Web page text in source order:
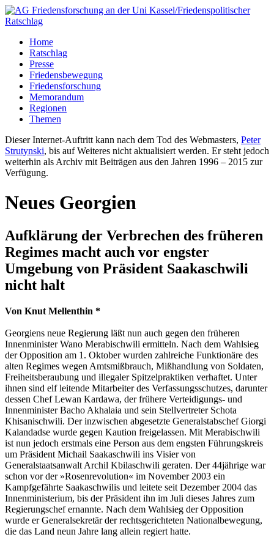
Home
Ratschlag
Presse
Friedensbewegung
Friedensforschung
Memorandum
Regionen
Themen
Dieser Internet-Auftritt kann nach dem Tod des Webmasters, Peter
Strutynski, bis auf Weiteres nicht aktualisiert werden. Er steht jedoch
weiterhin als Archiv mit Beiträgen aus den Jahren 1996 – 2015 zur
Verfügung.
Neues Georgien
Aufklärung der Verbrechen des früheren
Regimes macht auch vor engster
Umgebung von Präsident Saakaschwili
nicht halt
Von Knut Mellenthin *
Georgiens neue Regierung läßt nun auch gegen den früheren
Innenminister Wano Merabischwili ermitteln. Nach dem Wahlsieg
der Opposition am 1. Oktober wurden zahlreiche Funktionäre des
alten Regimes wegen Amtsmißbrauch, Mißhandlung von Soldaten,
Freiheitsberaubung und illegaler Spitzelpraktiken verhaftet. Unter
ihnen sind elf leitende Mitarbeiter des Verfassungsschutzes, darunter
dessen Chef Lewan Kardawa, der frühere Verteidigungs- und
Innenminister Bacho Akhalaia und sein Stellvertreter Schota
Khisanischwili. Der inzwischen abgesetzte Generalstabschef Giorgi
Kalandadse wurde gegen Kaution freigelassen. Mit Merabischwili
ist nun jedoch erstmals eine Person aus dem engsten Führungskreis
um Präsident Michail Saakaschwili ins Visier von
Generalstaatsanwalt Archil Kbilaschwili geraten. Der 44jährige war
schon vor der »Rosenrevolution« im November 2003 ein
Kampfgefährte Saakaschwilis und leitete seit Dezember 2004 das
Innenministerium, bis der Präsident ihn im Juli dieses Jahres zum
Regierungschef ernannte. Nach dem Wahlsieg der Opposition
wurde er Generalsekretär der rechtsgerichteten Nationalbewegung,
die das Land neun Jahre lang allein regiert hatte.